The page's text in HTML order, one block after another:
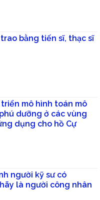
bằng tiến sĩ, thạc sĩ
mô hình toán mô
dưỡng ở các vùng
dụng cho hồ Cự
người kỹ sư có
là người công nhân